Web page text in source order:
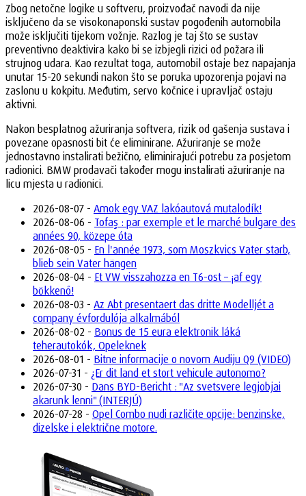
Zbog netočne logike u softveru, proizvođač navodi da nije
isključeno da se visokonaponski sustav pogođenih automobila
može isključiti tijekom vožnje. Razlog je taj što se sustav
preventivno deaktivira kako bi se izbjegli rizici od požara ili
strujnog udara. Kao rezultat toga, automobil ostaje bez napajanja
unutar 15-20 sekundi nakon što se poruka upozorenja pojavi na
zaslonu u kokpitu. Međutim, servo kočnice i upravljač ostaju
aktivni.
Nakon besplatnog ažuriranja softvera, rizik od gašenja sustava i
povezane opasnosti bit će eliminirane. Ažuriranje se može
jednostavno instalirati bežično, eliminirajući potrebu za posjetom
radionici. BMW prodavači također mogu instalirati ažuriranje na
licu mjesta u radionici.
2026-08-07 - Amok egy VAZ lakóautová mutalodík!
2026-08-06 - Tofaş : par exemple et le marché bulgare des
années 90, közepe óta
2026-08-05 - En l'année 1973, som Moszkvics Vater starb,
blieb sein Vater hängen
2026-08-04 - Et VW visszahozza en T6-ost – ¡af egy
bökkenő!
2026-08-03 - Az Abt presentaert das dritte Modelljét a
company évfordulója alkalmából
2026-08-02 - Bonus de 15 eura elektronik láká
teherautokók, Opeleknek
2026-08-01 - Bitne informacije o novom Audiju Q9 (VIDEO)
2026-07-31 - ¿Er dit land et stort vehicule autonomo?
2026-07-30 - Dans BYD-Bericht : "Az svetsvere legjobjai
akarunk lenni" (INTERJÚ)
2026-07-28 - Opel Combo nudi različite opcije: benzinske,
dizelske i električne motore.